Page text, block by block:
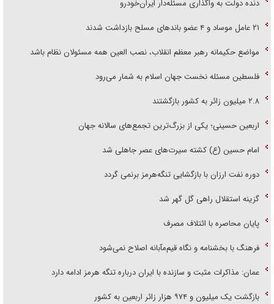
دنده دولت به واگذاری مسئله‌دار ایران‌خودرو
۲۱ عامل موساد و ۴ عضو باند‌های مسلح بازداشت شدند
مواضع حکیمانه رهبر معظم انقلاب، نصب العین همه مسئولان نظام باشد
فلسطین مسئله نخست جهان اسلام به شمار می‌رود
۲.۸ میلیون زائر به کشور بازگشتند
اربعین حسینی؛ یکی از بزرگ‌ترین تجمع‌های سالانه جهان
امام حسین (ع) کشته سیرت‌های عصر جاهلی شد
دوره نفت ارزان با بازگشایی تنگه‌هرمز برنمی گردد
گزینه استقلال راهی گل گهر شد
پایان محاصره با ائتلاف مصرف
فرهنگ با بخشنامه و نگاه قیم‌مآبانه اصلاح نمی‌شود
عمان: مذاکرات مثبت و سازنده با ایران درباره تنگه هرمز ادامه دارد
بازگشت یک میلیون و ۹۷۴ هزار زائر اربعین به کشور